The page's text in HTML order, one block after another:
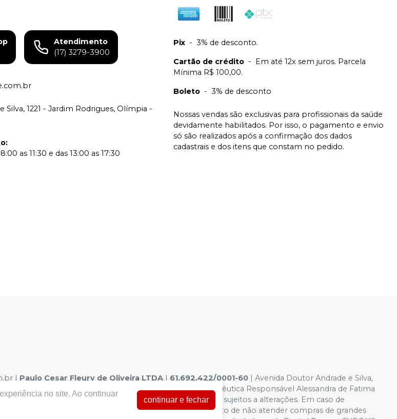
Atendimento
(17) 3279-3900
Silva, 1221 - Jardim Rodrigues, Olímpia -
:
as 11:30 e das 13:00 as 17:30
Pix - 3% de desconto.
Cartão de crédito - Em até 12x sem juros. Parcela
Mínima R$ 100,00.
Boleto - 3% de desconto
Nossas vendas são exclusivas para profissionais da saúde
devidamente habilitados. Por isso, o pagamento e envio
só são realizados após a confirmação dos dados
cadastrais e dos itens que constam no pedido.
| Paulo Cesar Fleury de Oliveira LTDA | 61.692.422/0001-60 | Avenida Doutor Andrade e Silva,
ANVISA - Medicamentos: 1.06.958-8 Farmacêutica Responsável Alessandra de Fatima
ilustrativas - Os preços e condições da loja virtual estão sujeitos a alterações. Em caso de
vendemos por atacado, por isso nos reservamos o direito de não atender compras de grandes
no site. Ao continuar
continuar e fechar